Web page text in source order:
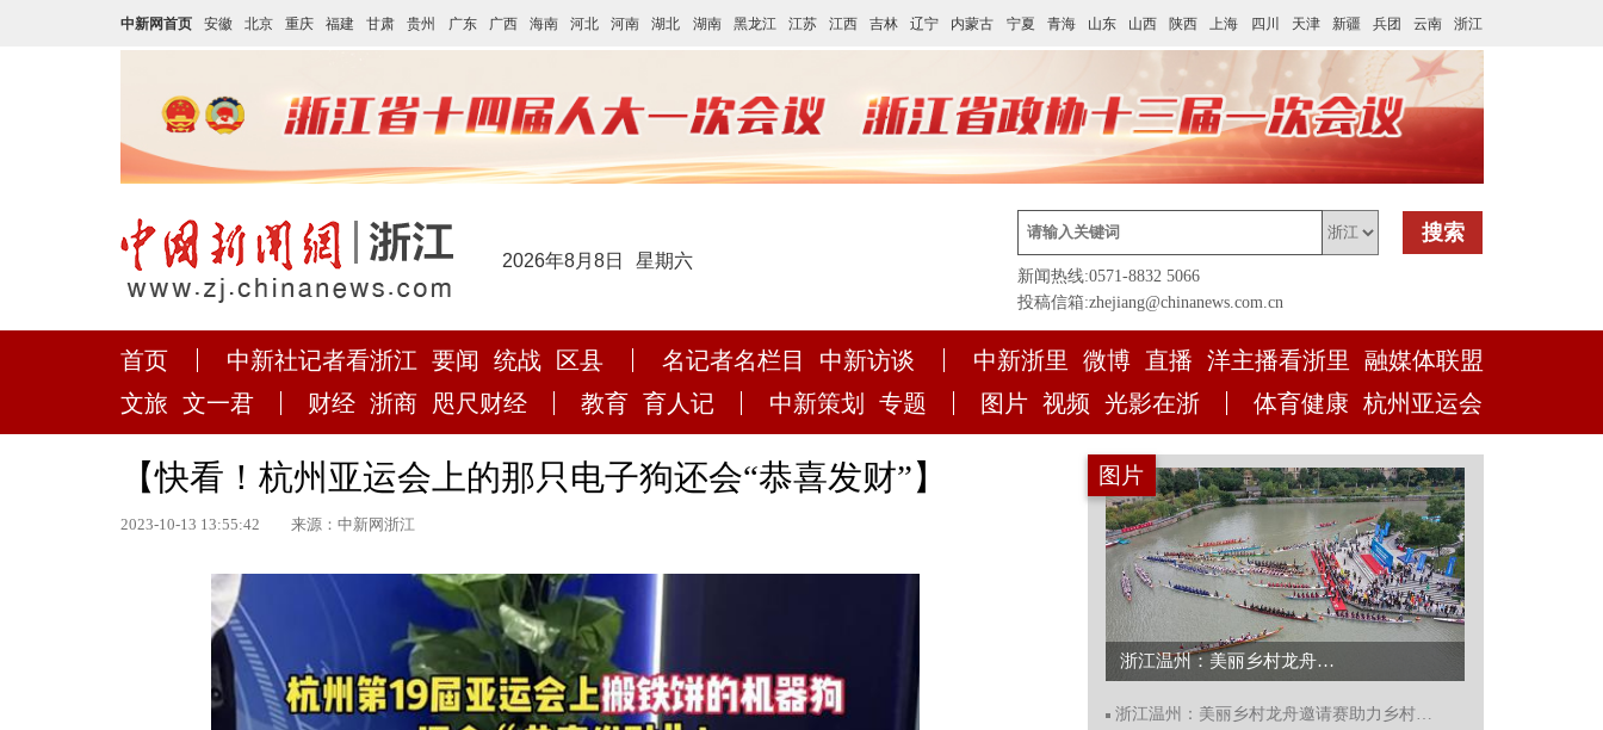
中新网首页 安徽 北京 重庆 福建 甘肃 贵州 广东 广西 海南 河北 河南 湖北 湖南 黑龙江 江苏 江西 吉林 辽宁 内蒙古 宁夏 青海 山东 山西 陕西 上海 四川 天津 新疆 兵团 云南 浙江
2026年8月8日 星期六
搜索
新闻热线:0571-8832 5066
投稿信箱:zhejiang@chinanews.com.cn
首页 中新社记者看浙江 要闻 统战 区县 名记者名栏目 中新访谈 中新浙里 微博 直播 洋主播看浙里
融媒体联盟
文旅 文一君 财经 浙商 咫尺财经 教育 育人记 中新策划 专题 图片 视频 光影在浙 体育健康 杭州亚运会
【快看！杭州亚运会上的那只电子狗还会“恭喜发财”】
2023-10-13 13:55:42 来源：中新网浙江
图片
浙江温州：美丽乡村龙舟邀请赛助力乡村振兴...
浙江温州：美丽乡村龙舟邀请赛助力乡村振兴